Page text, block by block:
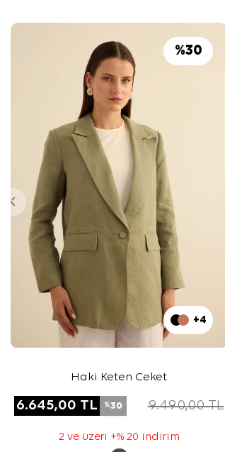
%30
+4
Haki Keten Ceket
6.645,00 TL %30 9.490,00TL
2 ve üzeri +% 20 indirim